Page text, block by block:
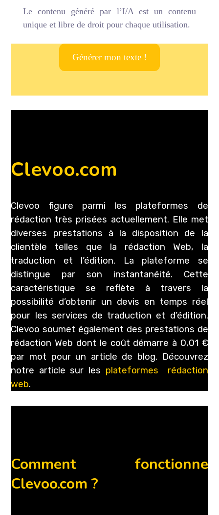
Le contenu généré par l’I/A est un contenu
unique et libre de droit pour chaque utilisation.
Générer mon texte !
Clevoo.com
Clevoo figure parmi les plateformes de
rédaction très prisées actuellement. Elle met
diverses prestations à la disposition de la
clientèle telles que la rédaction Web, la
traduction et l’édition. La plateforme se
distingue par son instantanéité. Cette
caractéristique se reflète à travers la
possibilité d’obtenir un devis en temps réel
pour les services de traduction et d’édition.
Clevoo soumet également des prestations de
rédaction Web dont le coût démarre à 0,01 €
par mot pour un article de blog. Découvrez
notre article sur les plateformes rédaction
web.
Comment fonctionne
Clevoo.com ?